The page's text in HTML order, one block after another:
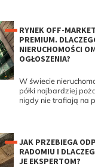
RYNEK OFF-
PREMIUM.
NIERUCHOMOŚCI
OGŁOSZENIA?
W świecie
półki najbardziej
nigdy nie trafiają na
JAK PRZEBIEGA
RADOMIU I
JE EKSPERTOM?